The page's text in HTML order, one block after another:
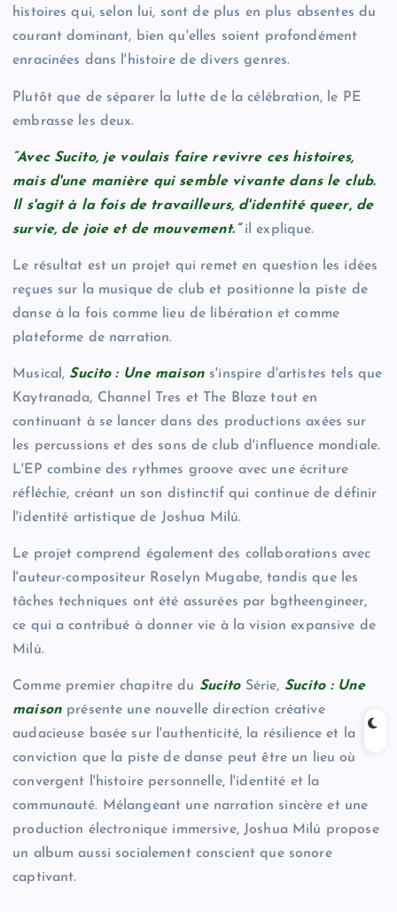
histoires qui, selon lui, sont de plus en plus absentes du
courant dominant, bien qu'elles soient profondément
enracinées dans l'histoire de divers genres.
Plutôt que de séparer la lutte de la célébration, le PE
embrasse les deux.
“Avec Sucito, je voulais faire revivre ces histoires,
mais d'une manière qui semble vivante dans le club.
Il s'agit à la fois de travailleurs, d'identité queer, de
survie, de joie et de mouvement.”il explique.
Le résultat est un projet qui remet en question les idées
reçues sur la musique de club et positionne la piste de
danse à la fois comme lieu de libération et comme
plateforme de narration.
Musical, Sucito : Une maison s'inspire d'artistes tels que
Kaytranada, Channel Tres et The Blaze tout en
continuant à se lancer dans des productions axées sur
les percussions et des sons de club d'influence mondiale.
L'EP combine des rythmes groove avec une écriture
réfléchie, créant un son distinctif qui continue de définir
l'identité artistique de Joshua Milú.
Le projet comprend également des collaborations avec
l'auteur-compositeur Roselyn Mugabe, tandis que les
tâches techniques ont été assurées par bgtheengineer,
ce qui a contribué à donner vie à la vision expansive de
Milú.
Comme premier chapitre du SucitoSérie, Sucito : Une
maisonprésente une nouvelle direction créative
audacieuse basée sur l'authenticité, la résilience et la
conviction que la piste de danse peut être un lieu où
convergent l'histoire personnelle, l'identité et la
communauté. Mélangeant une narration sincère et une
production électronique immersive, Joshua Milú propose
un album aussi socialement conscient que sonore
captivant.